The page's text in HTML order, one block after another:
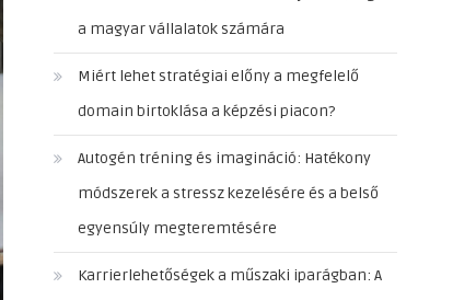
a magyar vállalatok számára
Miért lehet stratégiai előny a megfelelő
domain birtoklása a képzési piacon?
Autogén tréning és imagináció: Hatékony
módszerek a stressz kezelésére és a belső
egyensúly megteremtésére
Karrierlehetőségek a műszaki iparágban: A